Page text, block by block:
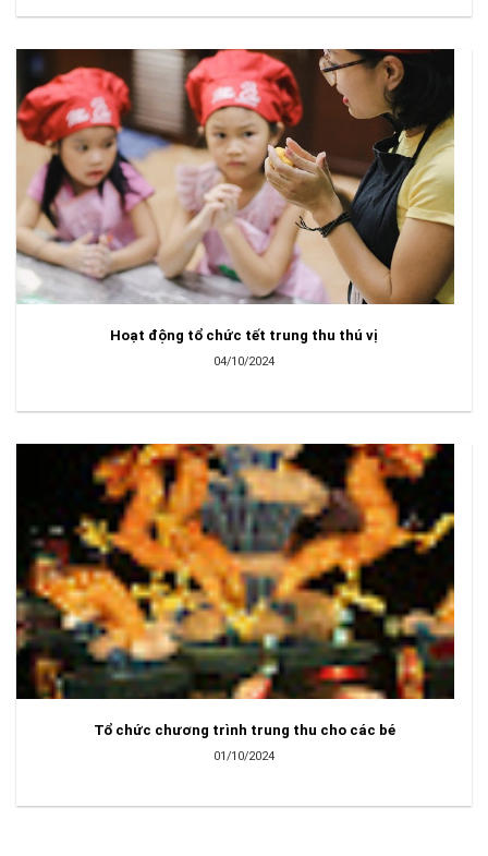
Hoạt động tổ chức tết trung thu thú vị
04/10/2024
Tổ chức chương trình trung thu cho các bé
01/10/2024